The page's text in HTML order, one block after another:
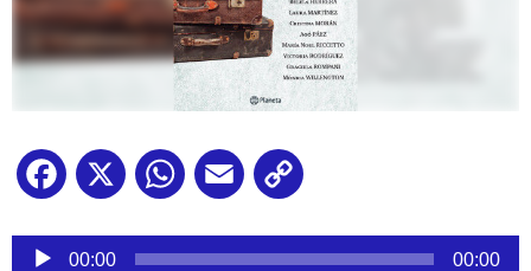
Facebook
X WhatsApp
Email
Reproductor
00:00 00:00